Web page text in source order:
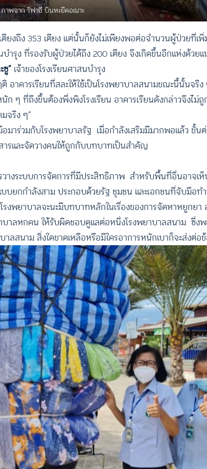
ภาพจาก ริฟาอี บินหะยีคอเนาะ
ตียงถึง 353 เตียง แต่นั้นก็ยังไม่เพียงพอต่อจำนวนผู้ป่วยที่
รุง ที่รองรับผู้ป่วยได้ถึง 200 เตียง จึงเกิดขึ้นอีกแห่งด้วย
ซู” เจ้าของโรงเรียนศาสนบำรุง
อาคารเรียนที่สละให้ใช้เป็นโรงพยาบาลสนามขณะนี้นั้นจ
ๆ ที่ถึงขึ้นต้องพึ่งพิงโรงเรียน อาคารเรียนดังกล่าวจึงไม่
จริง ๆ”
าร่วมกับโรงพยาบาลรัฐ เมื่อกำลังเสริมมีมากพอแล้ว ขั้นต่
รและจัดวางคนให้ถูกกับบทบาทเป็นสำคัญ
างระบบการจัดการที่มีประสิทธิภาพ สำหรับพื้นที่อื่นอาจเห็
บยกกำลังสาม ประกอบด้วยรัฐ ชุมชน และเอกชนที่จับมือท
งพยาบาลจะนะมีบทบาทหลักในเรื่องของการจัดหาหยูกย
าลหกคน ให้รับผิดชอบดูแลต่อหนึ่งโรงพยาบาลสนาม ซึ่ง
าลสนาม สิ่งใดขาดเหลือหรือมีใครอาการหนักเบาก็จะส่งต่